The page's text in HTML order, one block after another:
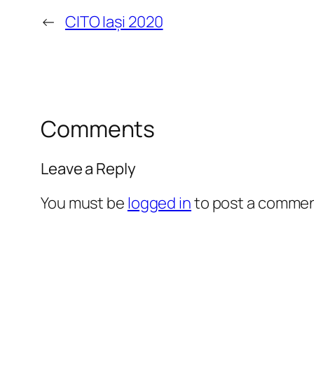
← CITO Iași 2020
Comments
Leave a Reply
You must be logged into post a